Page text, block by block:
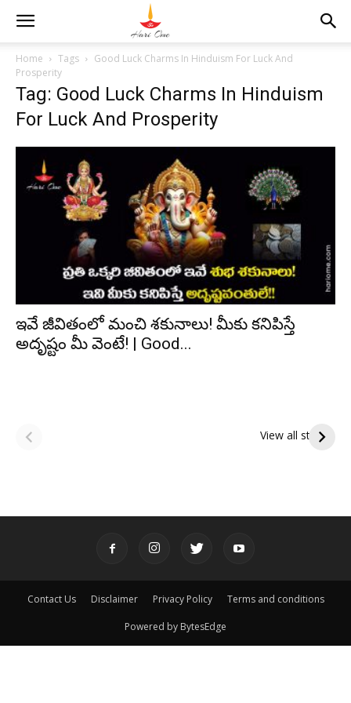
Home Tags
Good Luck Charms In Hinduism For Luck And
Prosperity
Tag: Good Luck Charms In Hinduism
For Luck And Prosperity
ఇవే జీవితంలో మంచి శకునాలు! మీకు కనిపిస్తే
అదృష్టం మీ వెంటే! | Good...
View all stories
పితృదేవతల ఆశీర్వాదం
ఇంద్రకీలాద్రి గిరి ప్రదక్షిణ
Contact Us Disclaimer Privacy Policy Terms and conditions
Powered by BytesEdge